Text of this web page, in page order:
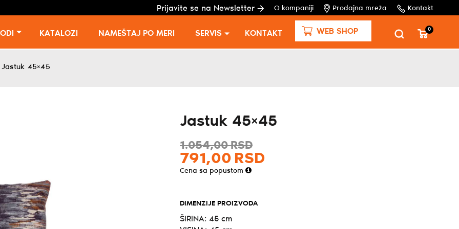
Prijavite se na Newsletter O kompaniji Prodajna mreža Kontakt
KATALOZI NAMEŠTAJ PO MERI SERVIS KONTAKT WEB SHOP 0
Jastuk 45×45
Jastuk 45×45
1.054,00 RSD
791,00 RSD
Cena sa popustom
DIMENZIJE PROIZVODA
ŠIRINA: 45 cm